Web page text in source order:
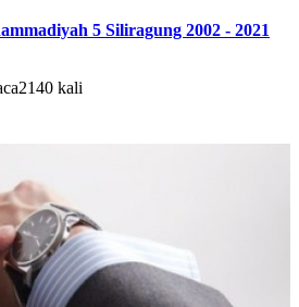
5 Siliragung 2002 - 2021
kali